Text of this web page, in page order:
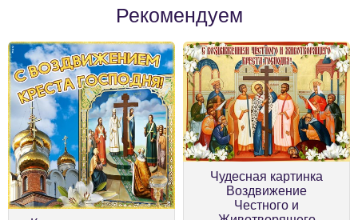
Рекомендуем
Чудесная картинка
Воздвижение
Честного и